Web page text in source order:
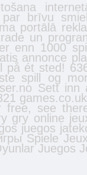
par brīvu
portālā
un
enn 1000
annonce
på ét sted!
spill og
Sett
free, see
gry online
juegos
Spiele
Juegos